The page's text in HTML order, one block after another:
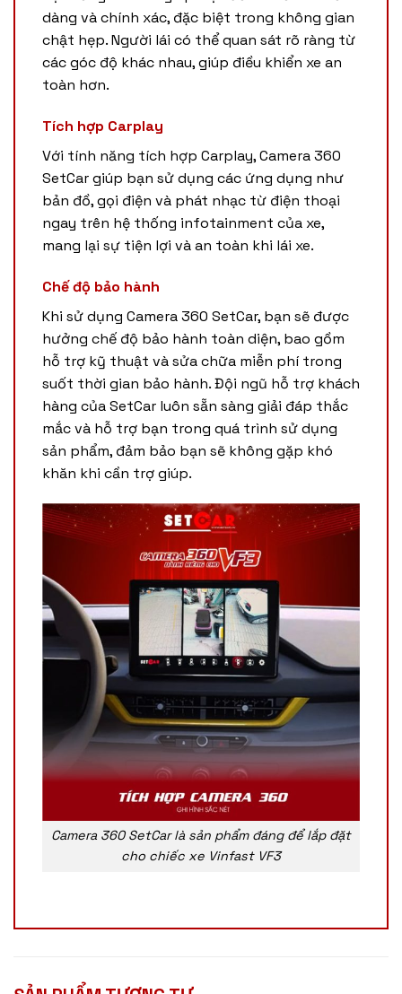
dàng và chính xác, đặc biệt trong không gian
chật hẹp. Người lái có thể quan sát rõ ràng từ
các góc độ khác nhau, giúp điều khiển xe an
toàn hơn.
Tích hợp Carplay
Với tính năng tích hợp Carplay, Camera 360
SetCar giúp bạn sử dụng các ứng dụng như
bản đồ, gọi điện và phát nhạc từ điện thoại
ngay trên hệ thống infotainment của xe,
mang lại sự tiện lợi và an toàn khi lái xe.
Chế độ bảo hành
Khi sử dụng Camera 360 SetCar, bạn sẽ được
hưởng chế độ bảo hành toàn diện, bao gồm
hỗ trợ kỹ thuật và sửa chữa miễn phí trong
suốt thời gian bảo hành. Đội ngũ hỗ trợ khách
hàng của SetCar luôn sẵn sàng giải đáp thắc
mắc và hỗ trợ bạn trong quá trình sử dụng
sản phẩm, đảm bảo bạn sẽ không gặp khó
khăn khi cần trợ giúp.
Camera 360 SetCar là sản phẩm đáng để lắp đặt
cho chiếc xe Vinfast VF3